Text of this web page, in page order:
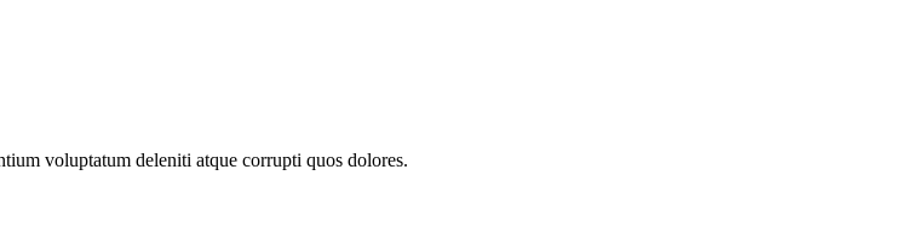
voluptatum deleniti atque corrupti quos dolores.